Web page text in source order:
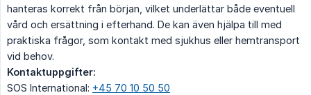
hanteras korrekt från början, vilket underlättar både eventuell
vård och ersättning i efterhand. De kan även hjälpa till med
praktiska frågor, som kontakt med sjukhus eller hemtransport
vid behov.
Kontaktuppgifter:
SOS International: +45 70 10 50 50